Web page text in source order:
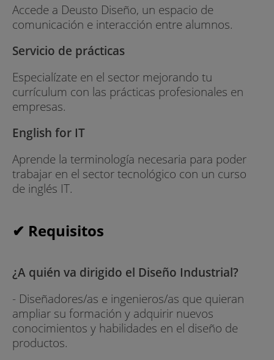
Accede a Deusto Diseño, un espacio de
comunicación e interacción entre alumnos.
Servicio de prácticas
Especialízate en el sector mejorando tu
currículum con las prácticas profesionales en
empresas.
English for IT
Aprende la terminología necesaria para poder
trabajar en el sector tecnológico con un curso
de inglés IT.
✔ Requisitos
¿A quién va dirigido el Diseño Industrial?
- Diseñadores/as e ingenieros/as que quieran
ampliar su formación y adquirir nuevos
conocimientos y habilidades en el diseño de
productos.